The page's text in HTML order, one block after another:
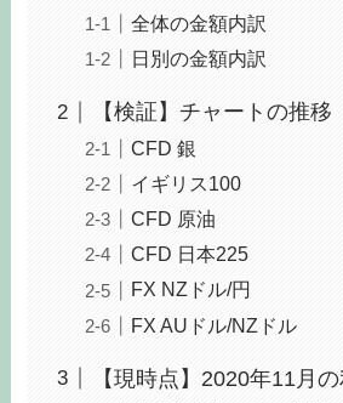
全体の金額内訳
日別の金額内訳
【検証】チャートの推移
CFD 銀
イギリス100
CFD 原油
CFD 日本225
FX NZドル/円
FX AUドル/NZドル
【現時点】2020年11月